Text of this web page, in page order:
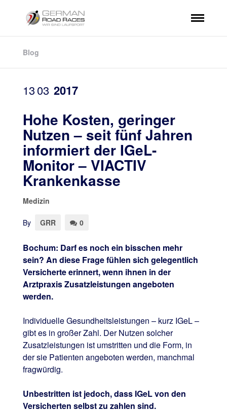
Blog
1303 2017
Hohe Kosten, geringer
Nutzen – seit fünf Jahren
informiert der IGeL-
Monitor – VIACTIV
Krankenkasse
Medizin
By GRR 0
Bochum: Darf es noch ein bisschen mehr
sein? An diese Frage fühlen sich gelegentlich
Versicherte erinnert, wenn ihnen in der
Arztpraxis Zusatzleistungen angeboten
werden.
Individuelle Gesundheitsleistungen – kurz IGeL –
gibt es in großer Zahl. Der Nutzen solcher
Zusatzleistungen ist umstritten und die Form, in
der sie Patienten angeboten werden, manchmal
fragwürdig.
Unbestritten ist jedoch, dass IGeL von den
Versicherten selbst zu zahlen sind.